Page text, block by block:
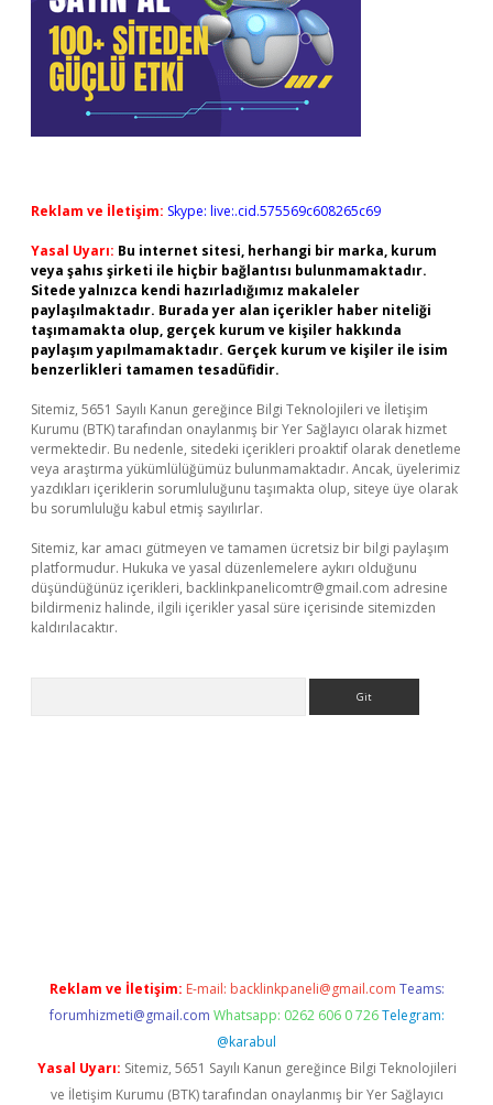
Reklam ve İletişim: Skype: live:.cid.575569c608265c69
Yasal Uyarı: Bu internet sitesi, herhangi bir marka, kurum
veya şahıs şirketi ile hiçbir bağlantısı bulunmamaktadır.
Sitede yalnızca kendi hazırladığımız makaleler
paylaşılmaktadır. Burada yer alan içerikler haber niteliği
taşımamakta olup, gerçek kurum ve kişiler hakkında
paylaşım yapılmamaktadır. Gerçek kurum ve kişiler ile isim
benzerlikleri tamamen tesadüfidir.
Sitemiz, 5651 Sayılı Kanun gereğince Bilgi Teknolojileri ve İletişim
Kurumu (BTK) tarafından onaylanmış bir Yer Sağlayıcı olarak hizmet
vermektedir. Bu nedenle, sitedeki içerikleri proaktif olarak denetleme
veya araştırma yükümlülüğümüz bulunmamaktadır. Ancak, üyelerimiz
yazdıkları içeriklerin sorumluluğunu taşımakta olup, siteye üye olarak
bu sorumluluğu kabul etmiş sayılırlar.
Sitemiz, kar amacı gütmeyen ve tamamen ücretsiz bir bilgi paylaşım
platformudur. Hukuka ve yasal düzenlemelere aykırı olduğunu
düşündüğünüz içerikleri, backlinkpanelicomtr@gmail.com adresine
bildirmeniz halinde, ilgili içerikler yasal süre içerisinde sitemizden
kaldırılacaktır.
Reklam ve İletişim: E-mail: backlinkpaneli@gmail.com Teams:
forumhizmeti@gmail.com Whatsapp: 0262 606 0 726 Telegram:
@karabul
Yasal Uyarı: Sitemiz, 5651 Sayılı Kanun gereğince Bilgi Teknolojileri
ve İletişim Kurumu (BTK) tarafından onaylanmış bir Yer Sağlayıcı